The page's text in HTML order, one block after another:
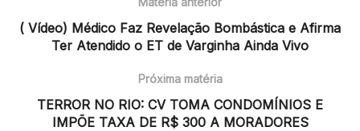
( Vídeo) Médico Faz Revelação Bombástica e Afirma
Ter Atendido o ET de Varginha Ainda Vivo
Próxima matéria
TERROR NO RIO: CV TOMA CONDOMÍNIOS E
IMPÕE TAXA DE R$ 300 A MORADORES